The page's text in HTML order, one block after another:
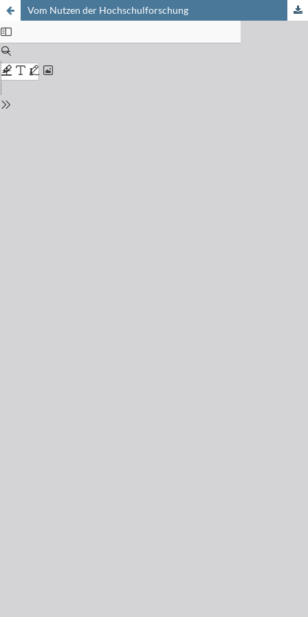
Vom Nutzen der Hochschulforschung